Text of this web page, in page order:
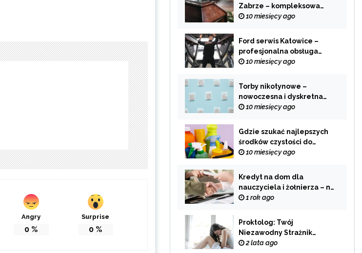
Angry
0 %
Surprise
0 %
Zabrze – kompleksowa
pomoc w trudnych
10 miesięcy ago
Ford serwis Katowice –
profesjonalna obsługa
Twojego samochodu
10 miesięcy ago
Torby nikotynowe –
nowoczesna i dyskretna
alternatywa dla
10 miesięcy ago
Gdzie szukać najlepszych
środków czystości do
swojego domu?
10 miesięcy ago
Kredyt na dom dla
nauczyciela i żołnierza – na
co zwrócić uwagę przy
1 rok ago
Proktolog: Twój
Niezawodny Strażnik
Zdrowia Układu
2 lata ago